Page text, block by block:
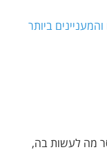
ביותר
מה לעשות בה,